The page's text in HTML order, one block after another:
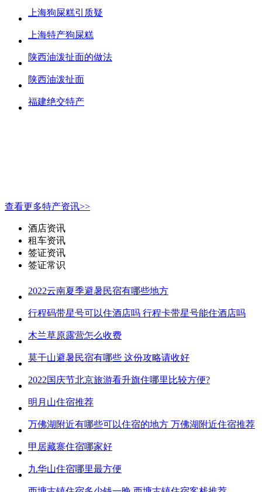
上海狗屎糕引质疑
上海特产狗屎糕
陕西油泼扯面的做法
陕西油泼扯面
福建绝交特产
查看更多特产资讯>>
酒店资讯
租车资讯
签证资讯
签证常识
2022云南夏季避暑民宿有哪些地方
行程码带星号可以住酒店吗 行程卡带星号能住酒店吗
木兰草原露营怎么收费
莫干山避暑民宿有哪些 这份攻略请收好
2022国庆节北京旅游看升旗住哪里比较方便?
明月山住宿推荐
万佛湖附近有哪些可以住宿的地方 万佛湖附近住宿推荐
甲居藏寨住宿哪家好
九华山住宿哪里最方便